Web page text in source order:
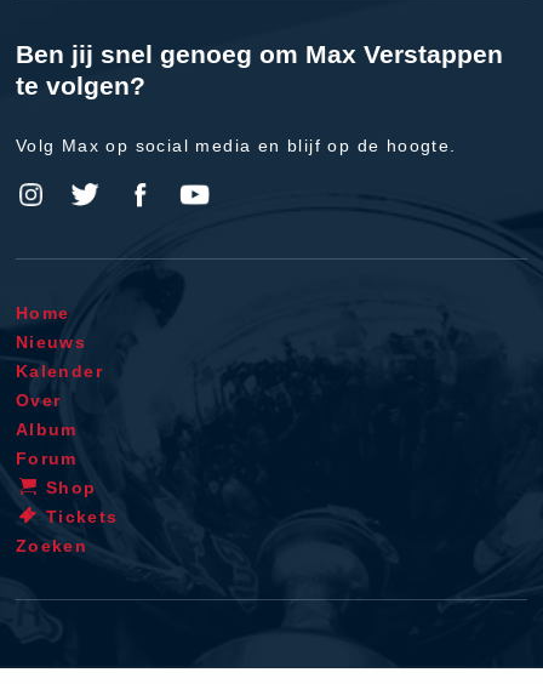
Ben jij snel genoeg om Max Verstappen
te volgen?
Volg Max op social media en blijf op de hoogte.
Home
Nieuws
Kalender
Over
Album
Forum
Shop
Tickets
Zoeken